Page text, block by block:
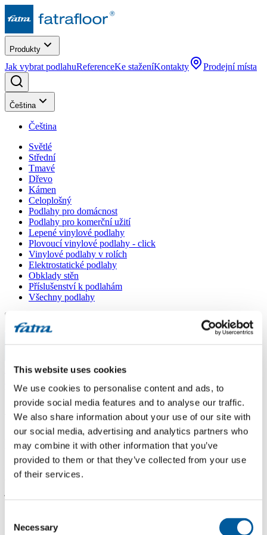
This website uses cookies
We use cookies to personalise content and ads, to
provide social media features and to analyse our traffic.
We also share information about your use of our site with
our social media, advertising and analytics partners who
may combine it with other information that you’ve
provided to them or that they’ve collected from your use
of their services.
Selection
Necessary
Produkty
Jak vybrat podlahuReferenceKe staženíKontakty Prodejní místa
Čeština
Čeština
Světlé
Střední
Tmavé
Dřevo
Kámen
Celoplošný
Podlahy pro domácnost
Podlahy pro komerční užití
Lepené vinylové podlahy
Plovoucí vinylové podlahy - click
Vinylové podlahy v rolích
Elektrostatické podlahy
Obklady stěn
Příslušenství k podlahám
Všechny podlahy
Menu
Domů/
vinylové dílce
vinylové dílce
Dotaz
Dobrý den, mám podlahu FatraClick, Dub cappuccino 7311-2.
Chtěla bych do další místnosti lepené dílce ve stejném vzoru, ale ten